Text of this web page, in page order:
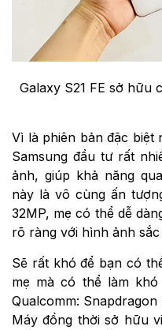
Galaxy S21 FE sở hữu
Vì là phiên bản đặc biệt
Samsung đầu tư rất
ảnh, giúp khả năng
này là vô cùng ấn
32MP, mẹ có thể dễ
rõ ràng với hình ảnh
Sẽ rất khó để bạn có
mẹ mà có thể làm
Qualcomm:
Máy đồng thời sở hữu